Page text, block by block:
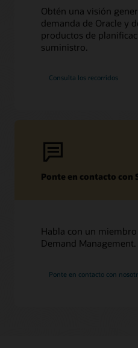
Obtén una visión
demanda de Oracle y
productos de
suministro.
Consulta los recorridos
Ponte en contacto con
Habla con un
Demand Management.
Ponte en contacto con